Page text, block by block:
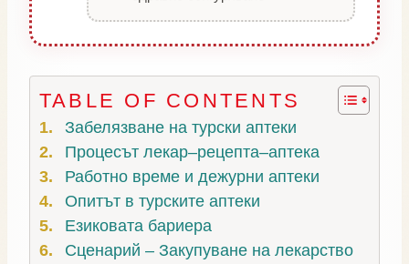
TABLE OF CONTENTS
Забелязване на турски аптеки
Процесът лекар–рецепта–аптека
Работно време и дежурни аптеки
Опитът в турските аптеки
Езиковата бариера
Сценарий – Закупуване на лекарство